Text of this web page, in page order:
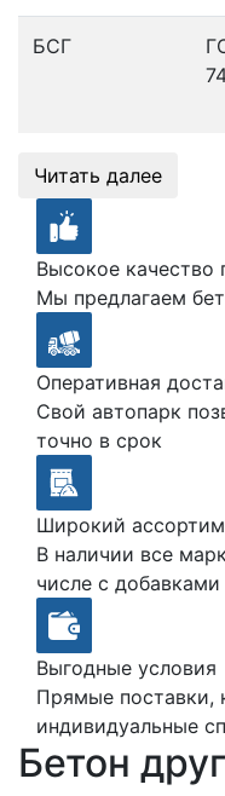
БСГ
Читать далее
Высокое качество
Мы предлагаем
Оперативная
Свой автопарк
точно в срок
Широкий
В наличии все
числе с добавками
Выгодные условия
Прямые поставки,
индивидуальные
Бетон